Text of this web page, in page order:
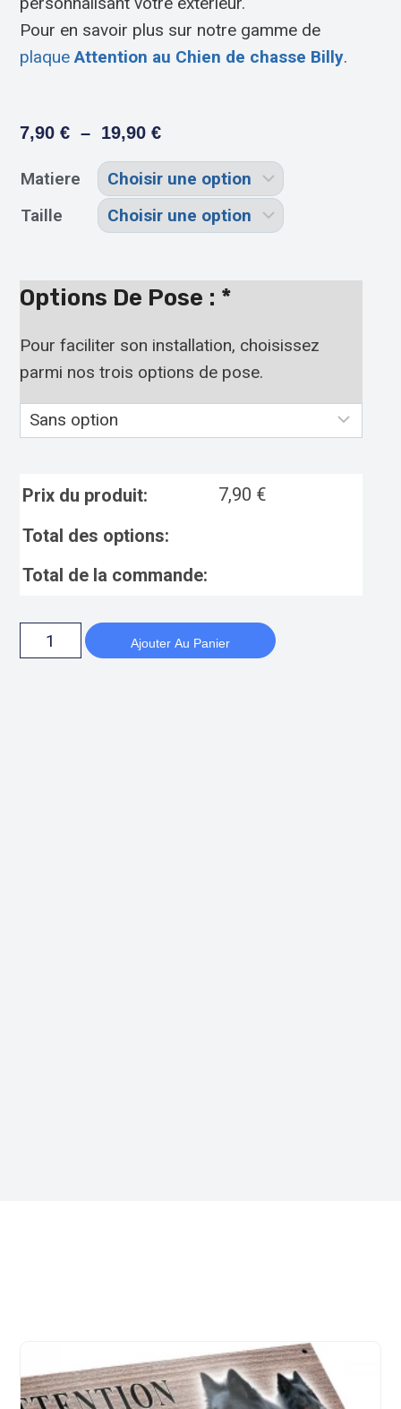
Pour en savoir plus sur notre gamme de
plaqueAttention au Chien de chasse Billy.
7,90€ – 19,90€
Matiere
Taille
Options De Pose : *
Pour faciliter son installation, choisissez
parmi nos trois options de pose.
Prix du produit: 7,90 €
Total des options:
Total de la commande:
Ajouter Au Panier